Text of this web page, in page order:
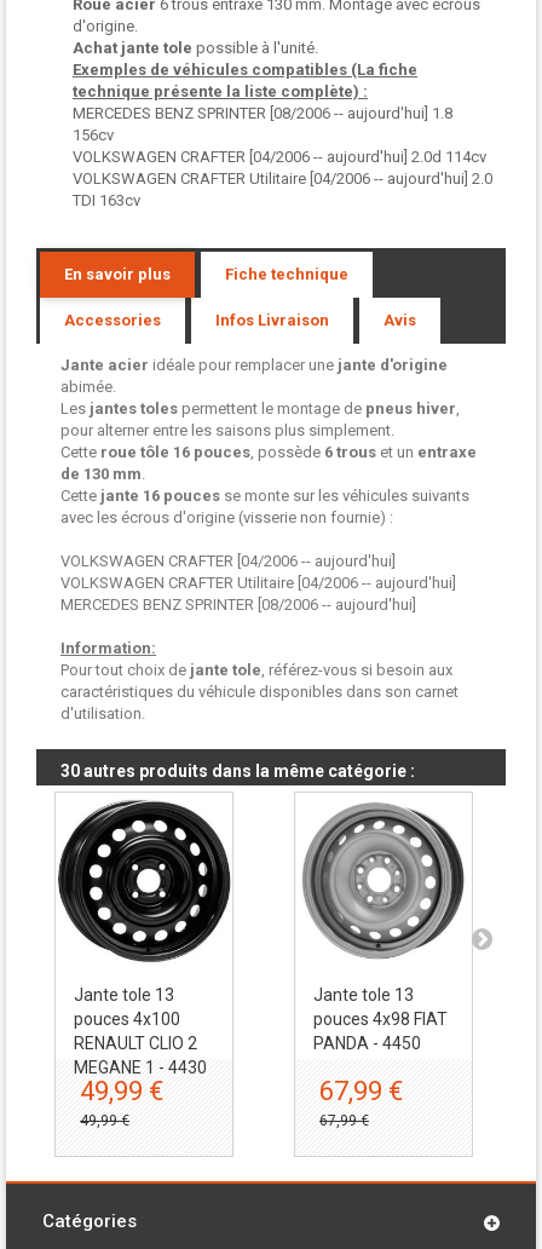
Roue acier 6 trous entraxe 130 mm. Montage avec écrous
d'origine.
Achat jante tole possible à l'unité.
Exemples de véhicules compatibles (La fiche
technique présente la liste complète) :
MERCEDES BENZ SPRINTER [08/2006 -- aujourd'hui] 1.8
156cv
VOLKSWAGEN CRAFTER [04/2006 -- aujourd'hui] 2.0d 114cv
VOLKSWAGEN CRAFTER Utilitaire [04/2006 -- aujourd'hui] 2.0
TDI 163cv
En savoir plus Fiche technique
Accessories Infos Livraison Avis
Jante acier idéale pour remplacer une jante d'origine
abimée.
Les jantes toles permettent le montage de pneus hiver,
pour alterner entre les saisons plus simplement.
Cette roue tôle 16 pouces, possède 6 trous et un entraxe
de 130 mm.
Cette jante 16 pouces se monte sur les véhicules suivants
avec les écrous d'origine (visserie non fournie) :
VOLKSWAGEN CRAFTER [04/2006 -- aujourd'hui]
VOLKSWAGEN CRAFTER Utilitaire [04/2006 -- aujourd'hui]
MERCEDES BENZ SPRINTER [08/2006 -- aujourd'hui]
Information:
Pour tout choix de jante tole, référez-vous si besoin aux
caractéristiques du véhicule disponibles dans son carnet
d'utilisation.
30 autres produits dans la même catégorie :
Jante tole 13
pouces 4x100
RENAULT CLIO 2
MEGANE 1 - 4430
49,99 €
49,99 €
Jante tole 13
pouces 4x98 FIAT
PANDA - 4450
67,99 €
67,99 €
Catégories